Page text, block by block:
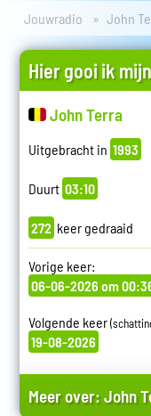
Jouwradio John
Hier gooi ik
John Terra
Uitgebracht in 1993
Duurt 03:10
272 keer gedraaid
Vorige keer:
06-06-2026 om
Volgende keer
19-08-2026
Meer over:John